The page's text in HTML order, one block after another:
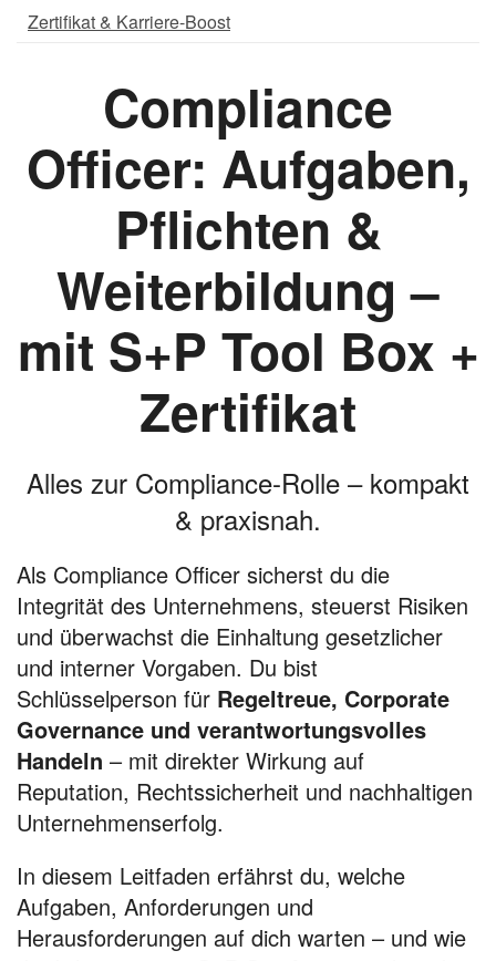
Zertifikat & Karriere-Boost
Compliance
Officer: Aufgaben,
Pflichten &
Weiterbildung –
mit S+P Tool Box +
Zertifikat
Alles zur Compliance-Rolle – kompakt
& praxisnah.
Als Compliance Officer sicherst du die
Integrität des Unternehmens, steuerst Risiken
und überwachst die Einhaltung gesetzlicher
und interner Vorgaben. Du bist
Schlüsselperson für Regeltreue, Corporate
Governance und verantwortungsvolles
Handeln – mit direkter Wirkung auf
Reputation, Rechtssicherheit und nachhaltigen
Unternehmenserfolg.
In diesem Leitfaden erfährst du, welche
Aufgaben, Anforderungen und
Herausforderungen auf dich warten – und wie